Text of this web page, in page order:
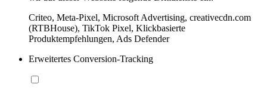
Criteo, Meta-Pixel, Microsoft Advertising, creativecdn.com
(RTBHouse), TikTok Pixel, Klickbasierte
Produktempfehlungen, Ads Defender
Erweitertes Conversion-Tracking